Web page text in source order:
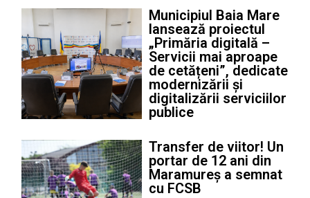
Municipiul Baia Mare
lansează proiectul
„Primăria digitală –
Servicii mai aproape
de cetățeni”, dedicate
modernizării și
digitalizării serviciilor
publice
Transfer de viitor! Un
portar de 12 ani din
Maramureș a semnat
cu FCSB